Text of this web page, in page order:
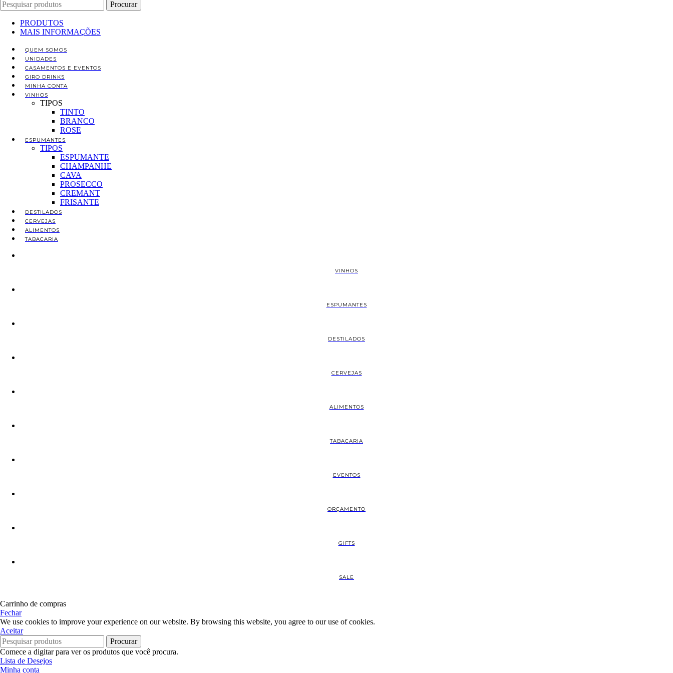
Procurar
PRODUTOS
MAIS INFORMAÇÕES
QUEM SOMOS
UNIDADES
CASAMENTOS E EVENTOS
GIRO DRINKS
MINHA CONTA
VINHOS
TIPOS
TINTO
BRANCO
ROSE
ESPUMANTES
TIPOS
ESPUMANTE
CHAMPANHE
CAVA
PROSECCO
CREMANT
FRISANTE
DESTILADOS
CERVEJAS
ALIMENTOS
TABACARIA
VINHOS
ESPUMANTES
DESTILADOS
CERVEJAS
ALIMENTOS
TABACARIA
EVENTOS
ORÇAMENTO
GIFTS
SALE
Carrinho de compras
Fechar
We use cookies to improve your experience on our website. By browsing this website, you agree to our use of cookies.
Aceitar
Procurar
Comece a digitar para ver os produtos que você procura.
Lista de Desejos
Minha conta